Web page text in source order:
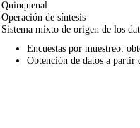
Quinquenal
Operación de síntesis
Sistema mixto de origen de los
Encuestas por muestreo:
Obtención de datos a